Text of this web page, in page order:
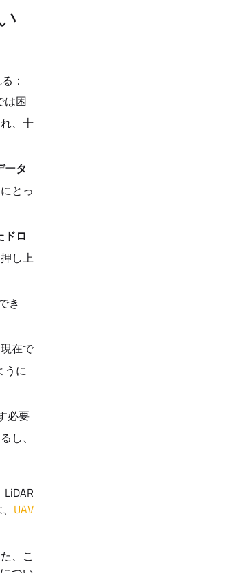
：
は困
、十
ータ
とっ
ドロ
し上
き
在で
うに
必要
し、
UAV
、こ